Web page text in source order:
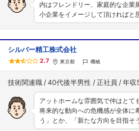
内はフレンドリー、家庭的な企業
小企業をイメージして頂ければと
シルバー精工株式会社
2.7 東京都 機械
技術関連職 40代後半男性 正社員 年収
アットホームな雰囲気で仲はとて
将来的な動向への危機感が全体に
う」とか、「新たな方向を目指そ